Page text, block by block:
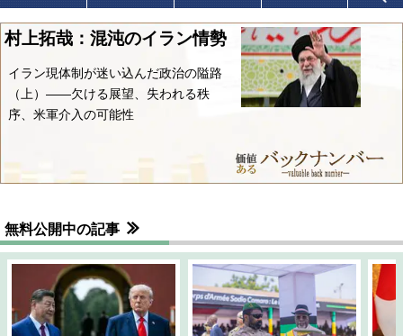
村上拓哉：混沌のイラン情勢
イラン現体制が迷い込んだ政治の隘路
（上）――欠ける展望、失われる秩
序、米軍介入の可能性
無料公開中の記事